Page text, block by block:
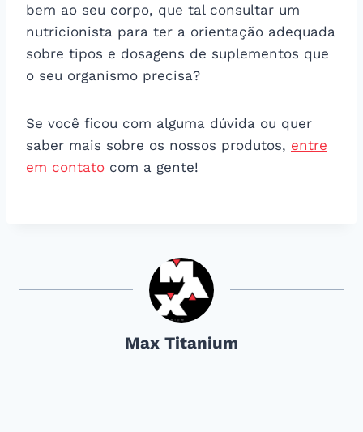
bem ao seu corpo, que tal consultar um
nutricionista para ter a orientação adequada
sobre tipos e dosagens de suplementos que
o seu organismo precisa?
Se você ficou com alguma dúvida ou quer
saber mais sobre os nossos produtos, entre
em contato com a gente!
Max Titanium